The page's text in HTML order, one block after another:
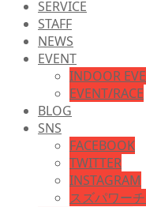
SERVICE
STAFF
NEWS
EVENT
INDOOR
EVENT/RACE
BLOG
SNS
FACEBOOK
TWITTER
INSTAGRAM
スズパワー